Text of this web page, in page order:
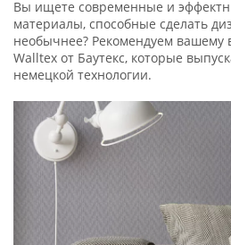
Вы ищете современные и
материалы, способные сделать
необычнее? Рекомендуем вашему
Walltex от Баутекс, которые
немецкой технологии.